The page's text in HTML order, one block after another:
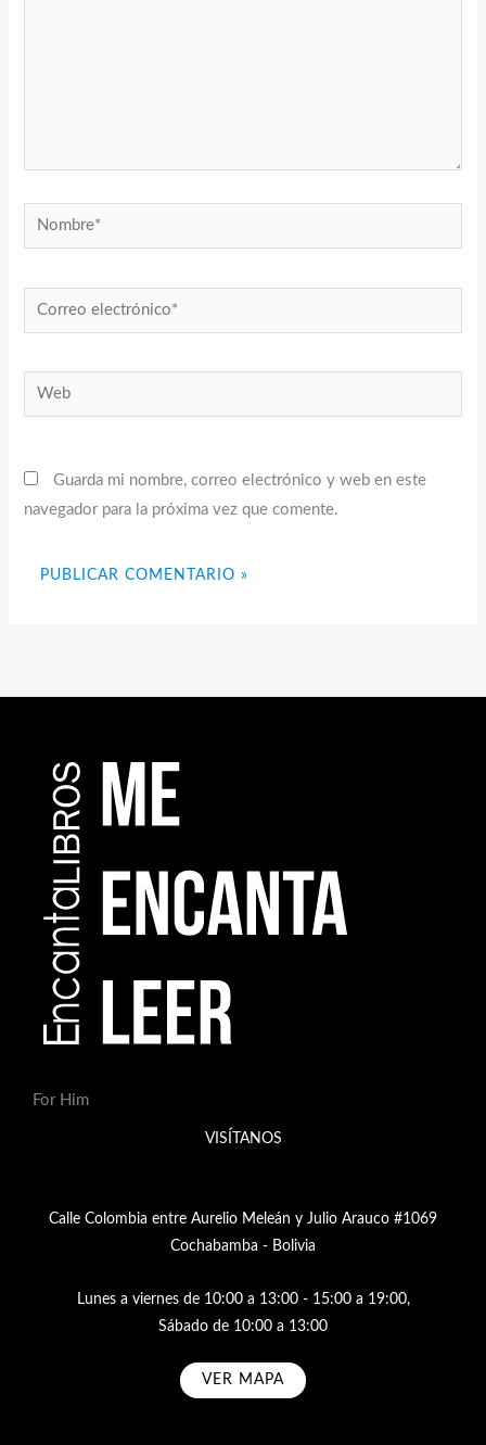
Nombre*
Correo
electrónico*
Web
Guarda mi nombre, correo electrónico y web en este
navegador para la próxima vez que comente.
For Him
VISÍTANOS
Calle Colombia entre Aurelio Meleán y Julio Arauco #1069
Cochabamba - Bolivia
Lunes a viernes de 10:00 a 13:00 - 15:00 a 19:00,
Sábado de 10:00 a 13:00
VER MAPA